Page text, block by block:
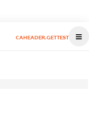
CAHEADER.GETTEST